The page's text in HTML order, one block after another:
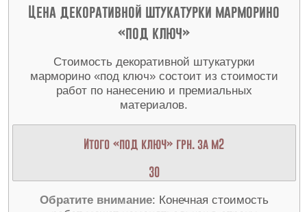
Цена декоративной штукатурки марморино
«под ключ»
Стоимость декоративной штукатурки
марморино «под ключ» состоит из стоимости
работ по нанесению и премиальных
материалов.
Итого «под ключ» грн. за м2
30
Обратите внимание: Конечная стоимость